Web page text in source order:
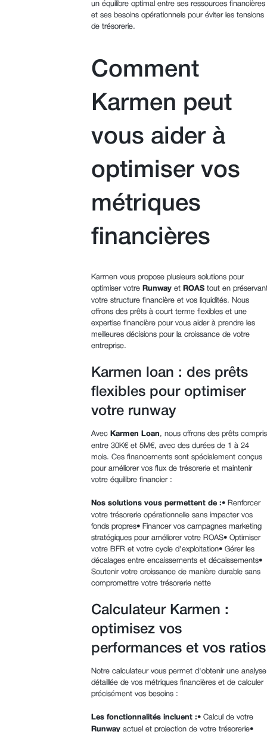
un équilibre optimal entre ses ressources financières
et ses besoins opérationnels pour éviter les tensions
de trésorerie.
Comment
Karmen peut
vous aider à
optimiser vos
métriques
financières
Karmen vous propose plusieurs solutions pour
optimiser votre
Runway et ROAS tout en
votre structure financière et vos liquidités. Nous
offrons des prêts à court terme flexibles et une
expertise financière pour vous aider à prendre les
meilleures décisions pour la croissance de votre
entreprise.
Karmen loan : des prêts
flexibles pour optimiser
votre runway
Avec Karmen Loan, nous offrons des prêts compris
entre 30K€ et 5M€, avec des durées de 1 à 24
mois. Ces financements sont spécialement conçus
pour améliorer vos flux de trésorerie et maintenir
votre équilibre financier :
Nos solutions vous permettent de :• Renforcer
votre trésorerie opérationnelle sans impacter vos
fonds propres• Financer vos campagnes marketing
stratégiques pour améliorer votre ROAS• Optimiser
votre BFR et votre cycle d'exploitation• Gérer les
décalages entre encaissements et décaissements•
Soutenir votre croissance de manière durable sans
compromettre votre trésorerie nette
Calculateur Karmen :
optimisez vos
performances et vos ratios
Notre calculateur vous permet d'obtenir une analyse
détaillée de vos métriques financières et de calculer
précisément vos besoins :
Les fonctionnalités incluent :• Calcul de votre
Runway actuel et projection de votre trésorerie•